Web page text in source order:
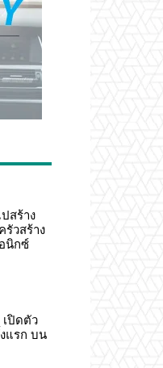
สร้าง
รัวสร้าง
นิกซ์
เปิดตัว
แรก บน